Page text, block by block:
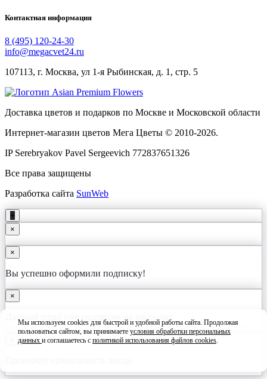
Контактная информация
8 (495) 120-24-30
info@megacvet24.ru
107113, г. Москва, ул 1-я Рыбинская, д. 1, стр. 5
Доставка цветов и подарков по Москве и Московской области
Интернет-магазин цветов Мега Цветы © 2010-2026.
IP Serebryakov Pavel Sergeevich 772837651326
Все права защищены
Разработка сайта SunWeb
Мы используем cookies для быстрой и удобной работы сайта. Продолжая
пользоваться сайтом, вы принимаете условия обработки персональных
данных и соглашаетесь с политикой использования файлов cookies.
+
×
×
Вы успешно оформили подписку!
×